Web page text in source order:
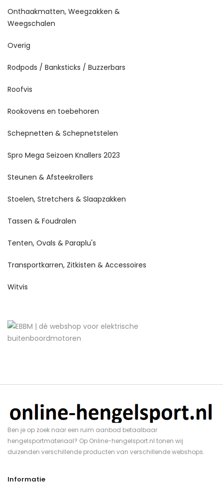
Onthaakmatten, Weegzakken &
Weegschalen
Overig
Rodpods / Banksticks / Buzzerbars
Roofvis
Rookovens en toebehoren
Schepnetten & Schepnetstelen
Spro Mega Seizoen Knallers 2023
Steunen & Afsteekrollers
Stoelen, Stretchers & Slaapzakken
Tassen & Foudralen
Tenten, Ovals & Paraplu's
Transportkarren, Zitkisten & Accessoires
Witvis
Ben je op zoek naar een ruim aanbod betaalbaar
hengelsportmateriaal? Op Online-hengelsport.nl tonen wij
duizenden verschillende producten van verschillende webshops.
Informatie